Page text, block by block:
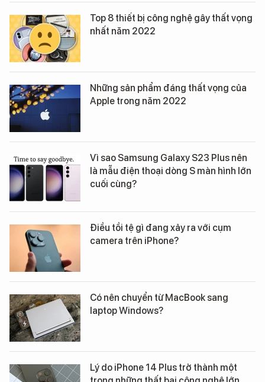
Top 8 thiết bị công nghệ gây thất vọng
nhất năm 2022
Những sản phẩm đáng thất vọng của
Apple trong năm 2022
Vì sao Samsung Galaxy S23 Plus nên
là mẫu điện thoại dòng S màn hình lớn
cuối cùng?
Điều tồi tệ gì đang xảy ra với cụm
camera trên iPhone?
Có nên chuyển từ MacBook sang
laptop Windows?
Lý do iPhone 14 Plus trở thành một